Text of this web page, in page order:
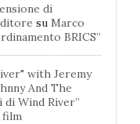
di
su Marco
BRICS”
with Jeremy
And The
di Wind River”
film